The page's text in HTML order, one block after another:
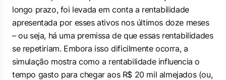
longo prazo, foi levada em conta a rentabilidade
apresentada por esses ativos nos últimos doze meses
– ou seja, há uma premissa de que essas rentabilidades
se repetiriam. Embora isso dificilmente ocorra, a
simulação mostra como a rentabilidade influencia o
tempo gasto para chegar aos R$ 20 mil almejados (ou,